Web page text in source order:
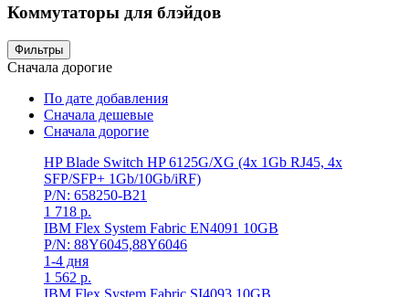
Коммутаторы для блэйдов
Фильтры
Сначала дорогие
По дате добавления
Сначала дешевые
Сначала дорогие
HP Blade Switch HP 6125G/XG (4x 1Gb RJ45, 4x
SFP/SFP+ 1Gb/10Gb/iRF)
P/N: 658250-B21
1 718 р.
IBM Flex System Fabric EN4091 10GB
P/N: 88Y6045,88Y6046
1-4 дня
1 562 р.
IBM Flex System Fabric SI4093 10GB